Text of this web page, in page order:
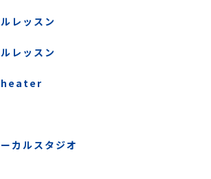
レッスン
レッスン
カルスタジオ